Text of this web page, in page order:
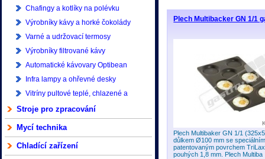
Chafingy a kotlíky na polévku
Výrobníky kávy a horké čokolády
Varné a udržovací termosy
Výrobníky filtrované kávy
Automatické kávovary Optibean
Infra lampy a ohřevné desky
Vitríny pultové teplé, chlazené a
mrazící
Stroje pro zpracování
Mycí technika
Chladící zařízení
Plech Multibacker GN 1/1
Plech Multibaker GN 1/1
důlkem Ø100 mm se
patentovaným povrchem
pouhých 1,8 mm. Plech Multiba